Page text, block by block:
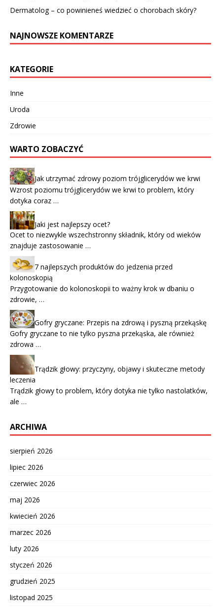
Dermatolog – co powinieneś wiedzieć o chorobach skóry?
NAJNOWSZE KOMENTARZE
KATEGORIE
Inne
Uroda
Zdrowie
WARTO ZOBACZYĆ
Jak utrzymać zdrowy poziom trójglicerydów we krwi
Wzrost poziomu trójglicerydów we krwi to problem, który
dotyka coraz …
Jaki jest najlepszy ocet?
Ocet to niezwykle wszechstronny składnik, który od wieków
znajduje zastosowanie …
7 najlepszych produktów do jedzenia przed
kolonoskopią
Przygotowanie do kolonoskopii to ważny krok w dbaniu o
zdrowie, …
Gofry gryczane: Przepis na zdrową i pyszną przekąskę
Gofry gryczane to nie tylko pyszna przekąska, ale również
zdrowa …
Trądzik głowy: przyczyny, objawy i skuteczne metody
leczenia
Trądzik głowy to problem, który dotyka nie tylko nastolatków,
ale …
ARCHIWA
sierpień 2026
lipiec 2026
czerwiec 2026
maj 2026
kwiecień 2026
marzec 2026
luty 2026
styczeń 2026
grudzień 2025
listopad 2025